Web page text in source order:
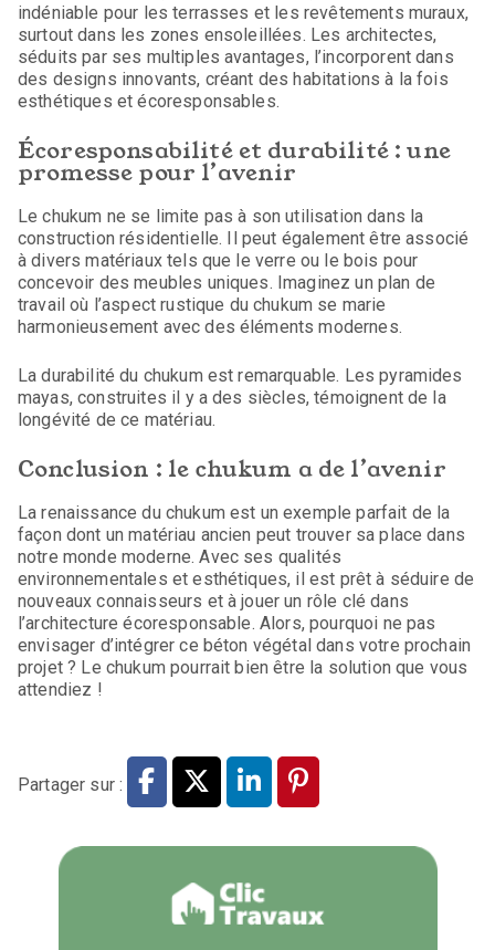
indéniable pour les terrasses et les revêtements muraux,
surtout dans les zones ensoleillées. Les architectes,
séduits par ses multiples avantages, l’incorporent dans
des designs innovants, créant des habitations à la fois
esthétiques et écoresponsables.
Écoresponsabilité et durabilité : une
promesse pour l’avenir
Le chukum ne se limite pas à son utilisation dans la
construction résidentielle. Il peut également être associé
à divers matériaux tels que le verre ou le bois pour
concevoir des meubles uniques. Imaginez un plan de
travail où l’aspect rustique du chukum se marie
harmonieusement avec des éléments modernes.
La durabilité du chukum est remarquable. Les pyramides
mayas, construites il y a des siècles, témoignent de la
longévité de ce matériau.
Conclusion : le chukum a de l’avenir
La renaissance du chukum est un exemple parfait de la
façon dont un matériau ancien peut trouver sa place dans
notre monde moderne. Avec ses qualités
environnementales et esthétiques, il est prêt à séduire de
nouveaux connaisseurs et à jouer un rôle clé dans
l’architecture écoresponsable. Alors, pourquoi ne pas
envisager d’intégrer ce béton végétal dans votre prochain
projet ? Le chukum pourrait bien être la solution que vous
attendiez !
Partager sur :